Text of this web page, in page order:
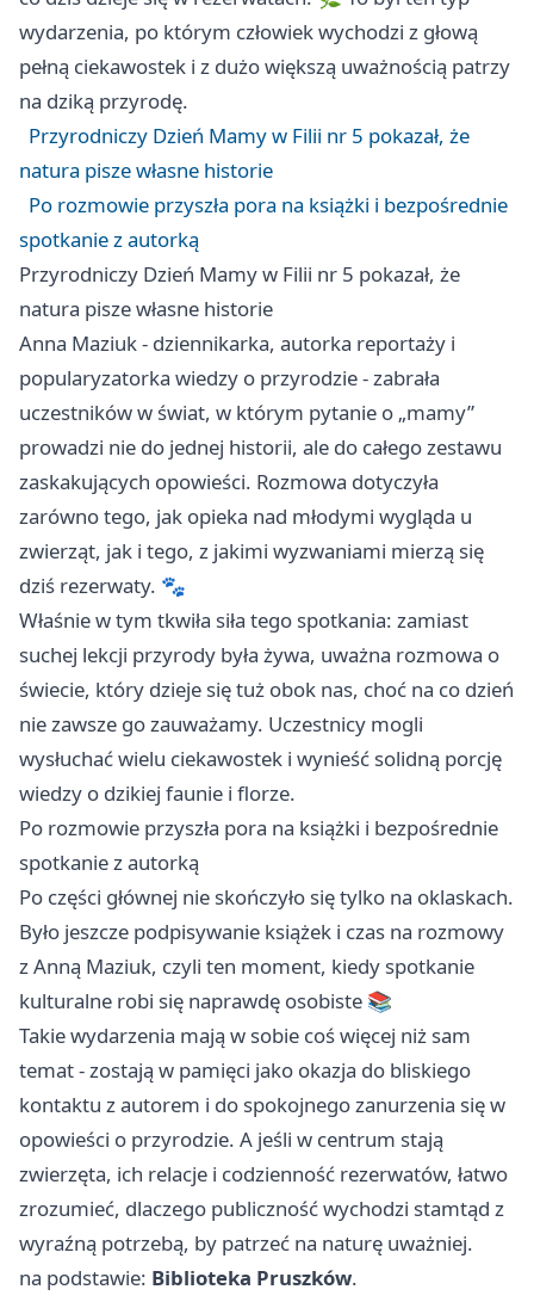
wydarzenia, po którym człowiek wychodzi z głową
pełną ciekawostek i z dużo większą uważnością patrzy
na dziką przyrodę.
Przyrodniczy Dzień Mamy w Filii nr 5 pokazał, że
natura pisze własne historie
Po rozmowie przyszła pora na książki i bezpośrednie
spotkanie z autorką
Przyrodniczy Dzień Mamy w Filii nr 5 pokazał, że
natura pisze własne historie
Anna Maziuk - dziennikarka, autorka reportaży i
popularyzatorka wiedzy o przyrodzie - zabrała
uczestników w świat, w którym pytanie o „mamy”
prowadzi nie do jednej historii, ale do całego zestawu
zaskakujących opowieści. Rozmowa dotyczyła
zarówno tego, jak opieka nad młodymi wygląda u
zwierząt, jak i tego, z jakimi wyzwaniami mierzą się
dziś rezerwaty. 🐾
Właśnie w tym tkwiła siła tego spotkania: zamiast
suchej lekcji przyrody była żywa, uważna rozmowa o
świecie, który dzieje się tuż obok nas, choć na co dzień
nie zawsze go zauważamy. Uczestnicy mogli
wysłuchać wielu ciekawostek i wynieść solidną porcję
wiedzy o dzikiej faunie i florze.
Po rozmowie przyszła pora na książki i bezpośrednie
spotkanie z autorką
Po części głównej nie skończyło się tylko na oklaskach.
Było jeszcze podpisywanie książek i czas na rozmowy
z Anną Maziuk, czyli ten moment, kiedy spotkanie
kulturalne robi się naprawdę osobiste 📚
Takie wydarzenia mają w sobie coś więcej niż sam
temat - zostają w pamięci jako okazja do bliskiego
kontaktu z autorem i do spokojnego zanurzenia się w
opowieści o przyrodzie. A jeśli w centrum stają
zwierzęta, ich relacje i codzienność rezerwatów, łatwo
zrozumieć, dlaczego publiczność wychodzi stamtąd z
wyraźną potrzebą, by patrzeć na naturę uważniej.
na podstawie: Biblioteka Pruszków.